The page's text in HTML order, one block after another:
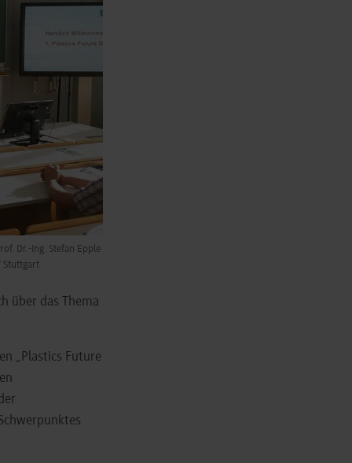
Dr.-Ing. Stefan Epple
Stuttgart
über das Thema
„Plastics Future